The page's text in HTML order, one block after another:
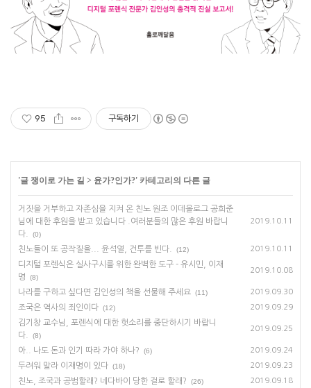
95 구독하기
'글 쟁이로 가는 길 > 윤가?인가?' 카테고리의 다른 글
거짓을 거부하고 자존심을 지켜 온 친노 원조 이데올로그 공희준
님에 대한 후원을 받고 있습니다 .여러분들의 많은 후원 바랍니
다.
(0)
2019.10.11
친노들이 또 공작질을... 윤석열, 건투를 빈다. (12) 2019.10.11
디지털 포렌식은 실사구시를 위한 완벽한 도구 - 유시민, 이재
명
(8)
2019.10.08
나라를 구하고 싶다면 김인성의 책을 선물해 주세요 (11) 2019.09.30
조국은 역사의 죄인이다 (12) 2019.09.29
김기창 교수님, 포렌식에 대한 헛소리를 중단하시기 바랍니
다.
(8)
2019.09.25
아.. 나도 돈과 인기 따라 가야 하나? (6) 2019.09.24
두려워 말라 이재명이 있다 (18) 2019.09.23
친노, 조국과 공범할래? 네다바이 당한 걸로 할래? (26) 2019.09.18